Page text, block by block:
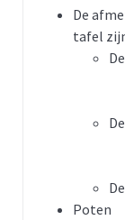
De
tafel
Poten